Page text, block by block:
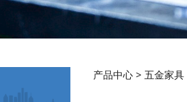
产品中心> 五金家具